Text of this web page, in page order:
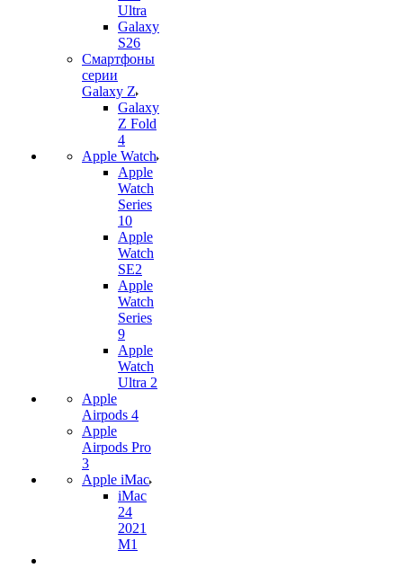
Ultra
Galaxy
S26
Смартфоны
серии
Galaxy Z
Galaxy
Z Fold
4
Apple Watch
Apple
Watch
Series
10
Apple
Watch
SE2
Apple
Watch
Series
9
Apple
Watch
Ultra 2
Apple
Airpods 4
Apple
Airpods Pro
3
Apple iMac
iMac
24
2021
M1